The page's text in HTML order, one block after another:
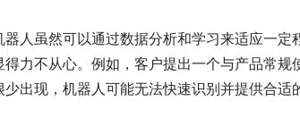
人虽然可以通过数据分析和学习来适应一定
力不从心。例如，客户提出一个与产品常规
出现，机器人可能无法快速识别并提供合适